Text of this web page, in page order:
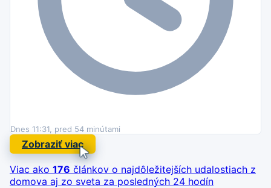
Dnes 11:31, pred 54 minútami
Zobraziť viac
Viac ako 176 článkov o najdôležitejších udalostiach z
domova aj zo sveta za posledných 24 hodín